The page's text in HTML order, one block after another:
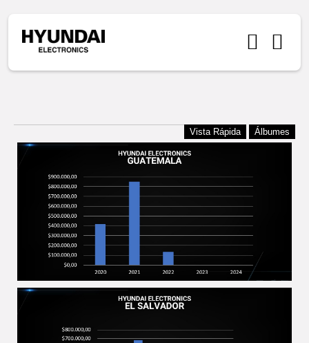
Vista Rápida Álbumes